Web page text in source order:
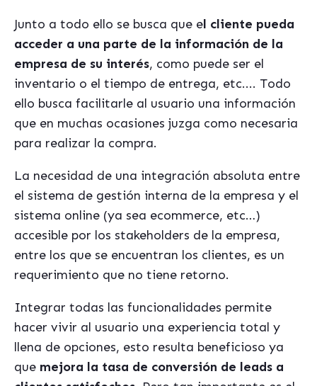
Junto a todo ello se busca que el cliente pueda
acceder a una parte de la información de la
empresa de su interés, como puede ser el
inventario o el tiempo de entrega, etc.... Todo
ello busca facilitarle al usuario una información
que en muchas ocasiones juzga como necesaria
para realizar la compra.
La necesidad de una integración absoluta entre
el sistema de gestión interna de la empresa y el
sistema online (ya sea ecommerce, etc…)
accesible por los stakeholders de la empresa,
entre los que se encuentran los clientes, es un
requerimiento que no tiene retorno.
Integrar todas las funcionalidades permite
hacer vivir al usuario una experiencia total y
llena de opciones, esto resulta beneficioso ya
que mejora la tasa de conversión de leads a